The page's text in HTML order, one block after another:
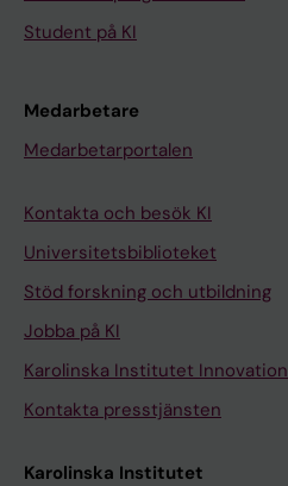
Student på KI
Medarbetare
Medarbetarportalen
Kontakta och besök KI
Universitetsbiblioteket
Stöd forskning och utbildning
Jobba på KI
Karolinska Institutet Innovation
Kontakta presstjänsten
Karolinska Institutet